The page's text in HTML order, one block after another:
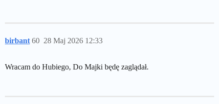
birbant 28 Maj 2026 12:33
60
Wracam do Hubiego, Do Majki będę zaglądał.